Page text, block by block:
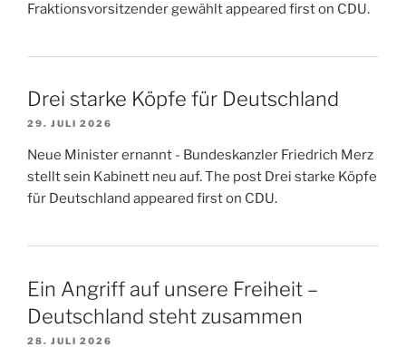
Fraktionsvorsitzender gewählt appeared first on CDU.
Drei starke Köpfe für Deutschland
29. JULI 2026
Neue Minister ernannt - Bundeskanzler Friedrich Merz
stellt sein Kabinett neu auf. The post Drei starke Köpfe
für Deutschland appeared first on CDU.
Ein Angriff auf unsere Freiheit –
Deutschland steht zusammen
28. JULI 2026